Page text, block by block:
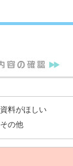
資料がほしい
その他